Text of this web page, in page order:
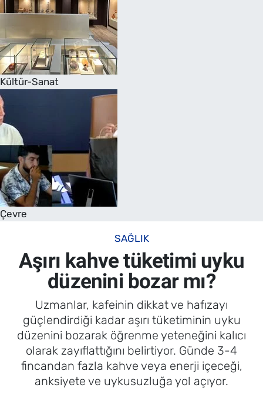
Kültür-Sanat
Çevre
SAĞLIK
Aşırı kahve tüketimi uyku
düzenini bozar mı?
Uzmanlar, kafeinin dikkat ve hafızayı
güçlendirdiği kadar aşırı tüketiminin uyku
düzenini bozarak öğrenme yeteneğini kalıcı
olarak zayıflattığını belirtiyor. Günde 3-4
fincandan fazla kahve veya enerji içeceği,
anksiyete ve uykusuzluğa yol açıyor.